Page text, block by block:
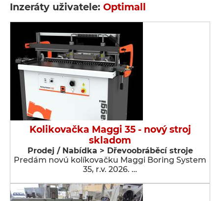
Inzeráty uživatele: Optimall
Kolikovačka Maggi 35 - nový stroj
skladom
Prodej / Nabídka > Dřevoobráběcí stroje
Predám novú kolíkovačku Maggi Boring System
35, r.v. 2026. …